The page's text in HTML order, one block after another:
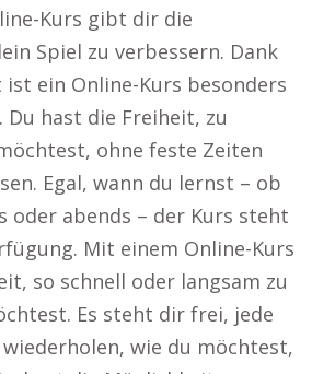
Kurs gibt dir die
Spiel zu verbessern. Dank
ein Online-Kurs besonders
Du hast die Freiheit, zu
ohne feste Zeiten
Egal, wann du lernst – ob
oder abends – der Kurs steht
Mit einem Online-Kurs
so schnell oder langsam zu
Es steht dir frei, jede
wie du möchtest,